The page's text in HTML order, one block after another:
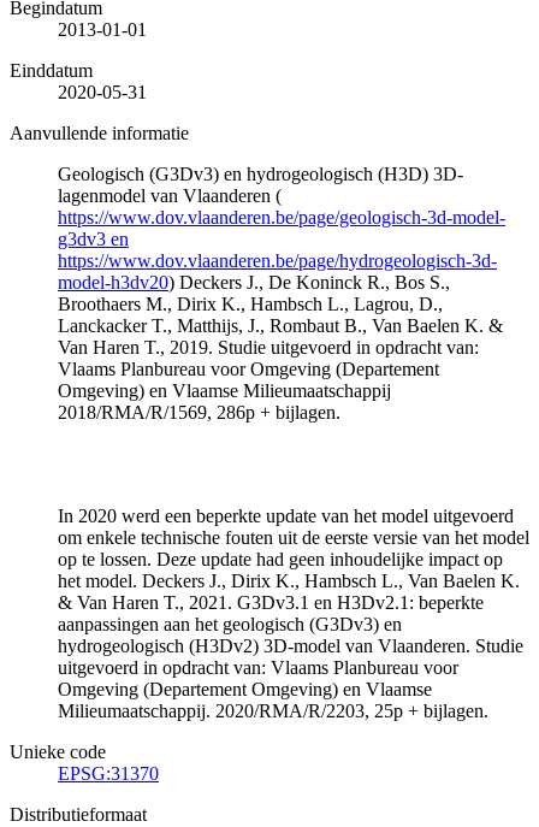
Begindatum
2013-01-01
Einddatum
2020-05-31
Aanvullende informatie
Geologisch (G3Dv3) en hydrogeologisch (H3D) 3D-
lagenmodel van Vlaanderen (
https://www.dov.vlaanderen.be/page/geologisch-3d-model-
g3dv3 en
https://www.dov.vlaanderen.be/page/hydrogeologisch-3d-
model-h3dv20) Deckers J., De Koninck R., Bos S.,
Broothaers M., Dirix K., Hambsch L., Lagrou, D.,
Lanckacker T., Matthijs, J., Rombaut B., Van Baelen K. &
Van Haren T., 2019. Studie uitgevoerd in opdracht van:
Vlaams Planbureau voor Omgeving (Departement
Omgeving) en Vlaamse Milieumaatschappij
2018/RMA/R/1569, 286p + bijlagen.
In 2020 werd een beperkte update van het model uitgevoerd
om enkele technische fouten uit de eerste versie van het model
op te lossen. Deze update had geen inhoudelijke impact op
het model. Deckers J., Dirix K., Hambsch L., Van Baelen K.
& Van Haren T., 2021. G3Dv3.1 en H3Dv2.1: beperkte
aanpassingen aan het geologisch (G3Dv3) en
hydrogeologisch (H3Dv2) 3D-model van Vlaanderen. Studie
uitgevoerd in opdracht van: Vlaams Planbureau voor
Omgeving (Departement Omgeving) en Vlaamse
Milieumaatschappij. 2020/RMA/R/2203, 25p + bijlagen.
Unieke code
EPSG:31370
Distributieformaat